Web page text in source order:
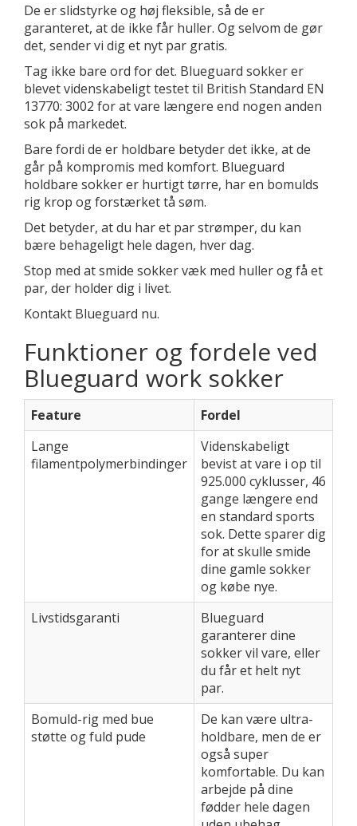
De er slidstyrke og høj fleksible, så de er
garanteret, at de ikke får huller. Og selvom de gør
det, sender vi dig et nyt par gratis.
Tag ikke bare ord for det. Blueguard sokker er
blevet videnskabeligt testet til British Standard EN
13770: 3002 for at vare længere end nogen anden
sok på markedet.
Bare fordi de er holdbare betyder det ikke, at de
går på kompromis med komfort. Blueguard
holdbare sokker er hurtigt tørre, har en bomulds
rig krop og forstærket tå søm.
Det betyder, at du har et par strømper, du kan
bære behageligt hele dagen, hver dag.
Stop med at smide sokker væk med huller og få et
par, der holder dig i livet.
Kontakt Blueguard nu.
Funktioner og fordele ved
Blueguard work sokker
Feature
Fordel
Lange
filamentpolymerbindinger
Videnskabeligt
bevist at vare i op til
925.000 cyklusser, 46
gange længere end
en standard sports
sok. Dette sparer dig
for at skulle smide
dine gamle sokker
og købe nye.
Livstidsgaranti
Blueguard
garanterer dine
sokker vil vare, eller
du får et helt nyt
par.
Bomuld-rig med bue
støtte og fuld pude
De kan være ultra-
holdbare, men de er
også super
komfortable. Du kan
arbejde på dine
fødder hele dagen